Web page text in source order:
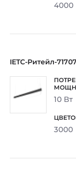
4000
IETC-Ритейл-
10 Вт
3000